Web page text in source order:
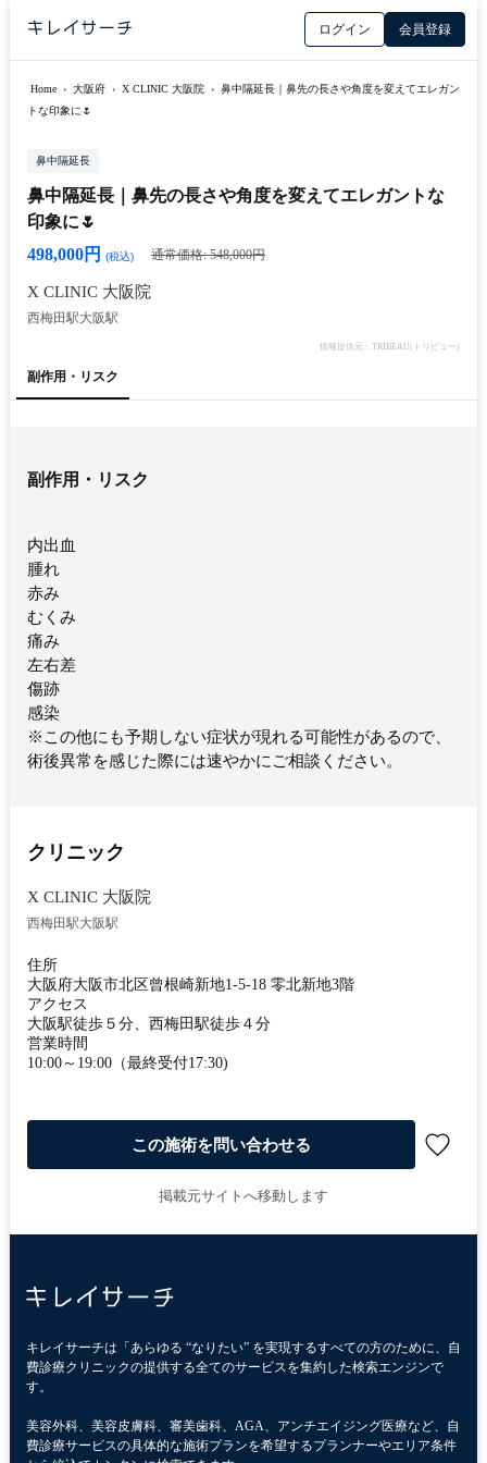
ログイン 会員登録
Home › 大阪府 › X CLINIC 大阪院 › 鼻中隔延長｜鼻先の長さや角度を変えてエレガン
トな印象に🌷
鼻中隔延長
鼻中隔延長｜鼻先の長さや角度を変えてエレガントな
印象に🌷
498,000円
(税込) 通常価格: 548,000円
X CLINIC 大阪院
西梅田駅大阪駅
情報提供元：TRIBEAU(トリビュー)
副作用・リスク
副作用・リスク
内出血
腫れ
赤み
むくみ
痛み
左右差
傷跡
感染
※この他にも予期しない症状が現れる可能性があるので、
術後異常を感じた際には速やかにご相談ください。
クリニック
X CLINIC 大阪院
西梅田駅大阪駅
住所
大阪府大阪市北区曾根崎新地1-5-18 零北新地3階
アクセス
大阪駅徒歩５分、西梅田駅徒歩４分
営業時間
10:00～19:00（最終受付17:30)
この施術を問い合わせる
掲載元サイトへ移動します
キレイサーチは「あらゆる “なりたい” を実現するすべての方のために、自
費診療クリニックの提供する全てのサービスを集約した検索エンジンで
す。
美容外科、美容皮膚科、審美歯科、AGA、アンチエイジング医療など、自
費診療サービスの具体的な施術プランを希望するプランナーやエリア条件